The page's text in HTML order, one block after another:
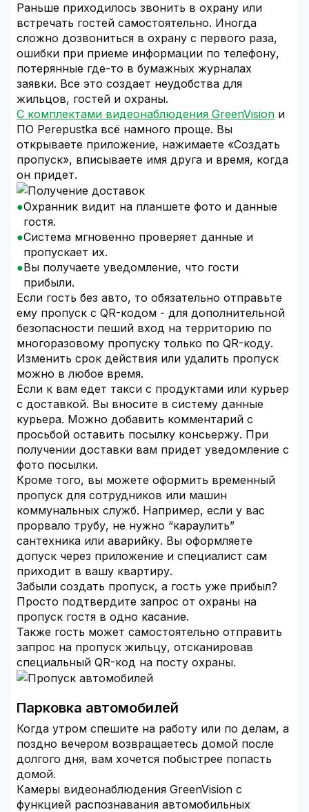
Раньше приходилось звонить в охрану или
встречать гостей самостоятельно. Иногда
сложно дозвониться в охрану с первого раза,
ошибки при приеме информации по телефону,
потерянные где-то в бумажных журналах
заявки. Все это создает неудобства для
жильцов, гостей и охраны.
С комплектами видеонаблюдения GreenVision и
ПО Perepustka всё намного проще. Вы
открываете приложение, нажимаете «Создать
пропуск», вписываете имя друга и время, когда
он придет.
Охранник видит на планшете фото и данные
гостя.
Система мгновенно проверяет данные и
пропускает их.
Вы получаете уведомление, что гости
прибыли.
Если гость без авто, то обязательно отправьте
ему пропуск с QR-кодом - для дополнительной
безопасности пеший вход на территорию по
многоразовому пропуску только по QR-коду.
Изменить срок действия или удалить пропуск
можно в любое время.
Если к вам едет такси с продуктами или курьер
с доставкой. Вы вносите в систему данные
курьера. Можно добавить комментарий с
просьбой оставить посылку консьержу. При
получении доставки вам придет уведомление с
фото посылки.
Кроме того, вы можете оформить временный
пропуск для сотрудников или машин
коммунальных служб. Например, если у вас
прорвало трубу, не нужно “караулить”
сантехника или аварийку. Вы оформляете
допуск через приложение и специалист сам
приходит в вашу квартиру.
Забыли создать пропуск, а гость уже прибыл?
Просто подтвердите запрос от охраны на
пропуск гостя в одно касание.
Также гость может самостоятельно отправить
запрос на пропуск жильцу, отсканировав
специальный QR-код на посту охраны.
Парковка автомобилей
Когда утром спешите на работу или по делам, а
поздно вечером возвращаетесь домой после
долгого дня, вам хочется побыстрее попасть
домой.
Камеры видеонаблюдения GreenVision с
функцией распознавания автомобильных